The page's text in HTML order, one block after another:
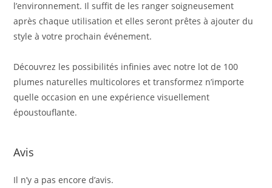
l’environnement. Il suffit de les ranger soigneusement
après chaque utilisation et elles seront prêtes à ajouter du
style à votre prochain événement.
Découvrez les possibilités infinies avec notre lot de 100
plumes naturelles multicolores et transformez n’importe
quelle occasion en une expérience visuellement
époustouflante.
Avis
Il n’y a pas encore d’avis.